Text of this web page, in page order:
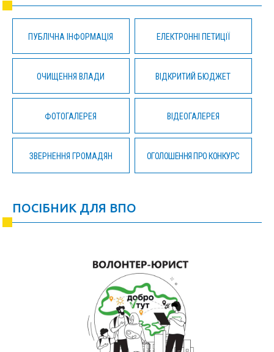
ПУБЛІЧНА ІНФОРМАЦІЯ ЕЛЕКТРОННІ ПЕТИЦІЇ
ОЧИЩЕННЯ ВЛАДИ ВІДКРИТИЙ БЮДЖЕТ
ФОТОГАЛЕРЕЯ ВІДЕОГАЛЕРЕЯ
ЗВЕРНЕННЯ ГРОМАДЯН ОГОЛОШЕННЯ ПРО КОНКУРС
ПОСІБНИК ДЛЯ ВПО